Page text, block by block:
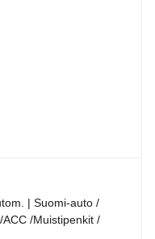
| Suomi-auto /
/Muistipenkit /